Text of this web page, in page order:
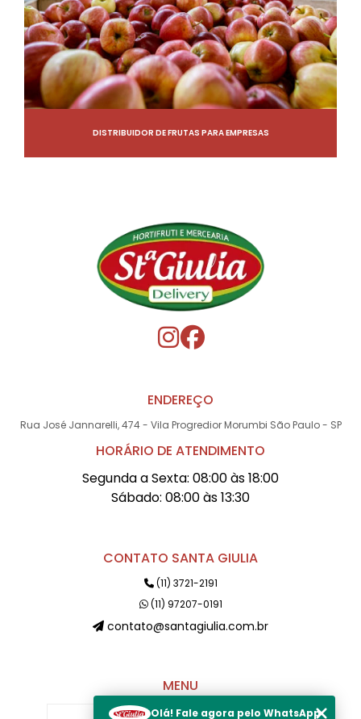
DISTRIBUIDOR DE FRUTAS PARA EMPRESAS
ENDEREÇO
Rua José Jannarelli, 474 - Vila Progredior Morumbi São Paulo - SP
HORÁRIO DE ATENDIMENTO
Segunda a Sexta: 08:00 às 18:00
Sábado: 08:00 às 13:30
CONTATO SANTA GIULIA
(11) 3721-2191
(11) 97207-0191
contato@santagiulia.com.br
MENU
Início
Olá! Fale agora pelo WhatsApp